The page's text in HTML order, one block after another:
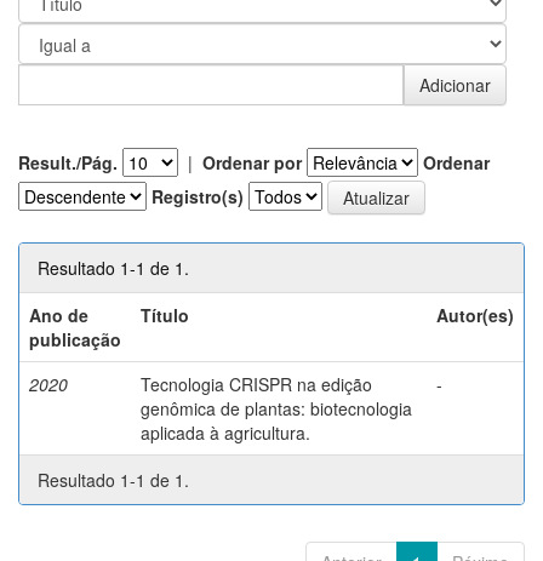
Result./Pág. | Ordenar por
Ordenar
Registro(s)
Resultado 1-1 de 1.
Ano de
publicação
Título Autor(es)
2020
Tecnologia CRISPR na edição
genômica de plantas: biotecnologia
aplicada à agricultura.
-
Resultado 1-1 de 1.